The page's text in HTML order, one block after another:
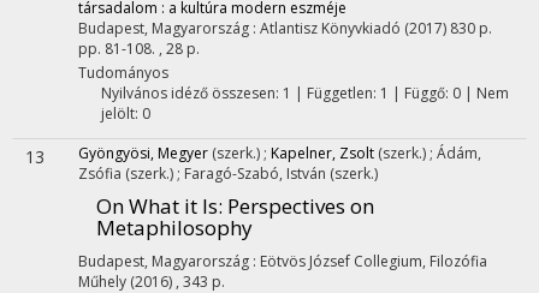
társadalom : a kultúra modern eszméje
Budapest, Magyarország : Atlantisz Könyvkiadó (2017) 830 p.
pp. 81-108. , 28 p.
Tudományos
Nyilvános idéző összesen: 1 | Független: 1 | Függő: 0 | Nem
jelölt: 0
13 Gyöngyösi, Megyer (szerk.) ; Kapelner, Zsolt (szerk.) ; Ádám,
Zsófia (szerk.) ; Faragó-Szabó, István (szerk.)
On What it Is: Perspectives on
Metaphilosophy
Budapest, Magyarország : Eötvös József Collegium, Filozófia
Műhely (2016) , 343 p.